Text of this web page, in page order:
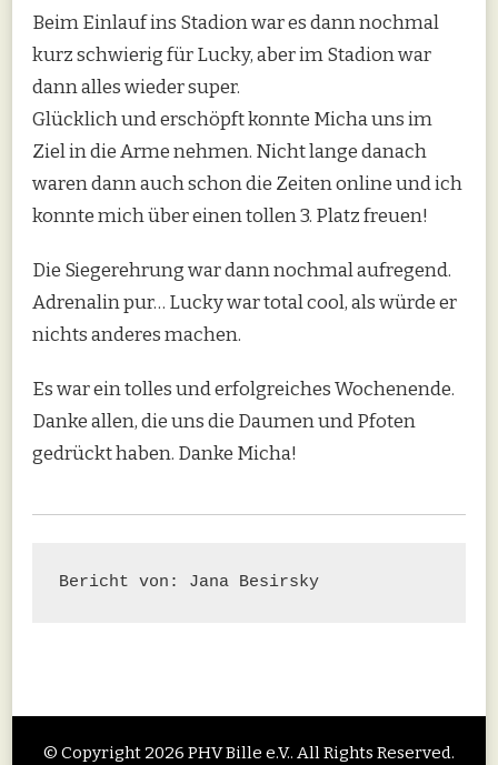
Beim Einlauf ins Stadion war es dann nochmal
kurz schwierig für Lucky, aber im Stadion war
dann alles wieder super.
Glücklich und erschöpft konnte Micha uns im
Ziel in die Arme nehmen. Nicht lange danach
waren dann auch schon die Zeiten online und ich
konnte mich über einen tollen 3. Platz freuen!
Die Siegerehrung war dann nochmal aufregend.
Adrenalin pur… Lucky war total cool, als würde er
nichts anderes machen.
Es war ein tolles und erfolgreiches Wochenende.
Danke allen, die uns die Daumen und Pfoten
gedrückt haben. Danke Micha!
Bericht von: Jana Besirsky
© Copyright 2026 PHV Bille e.V.. All Rights Reserved.